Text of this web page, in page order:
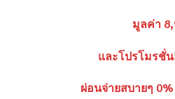
มูลค่า
และโปรโมรชั่
ผ่อนจ่ายสบายๆ